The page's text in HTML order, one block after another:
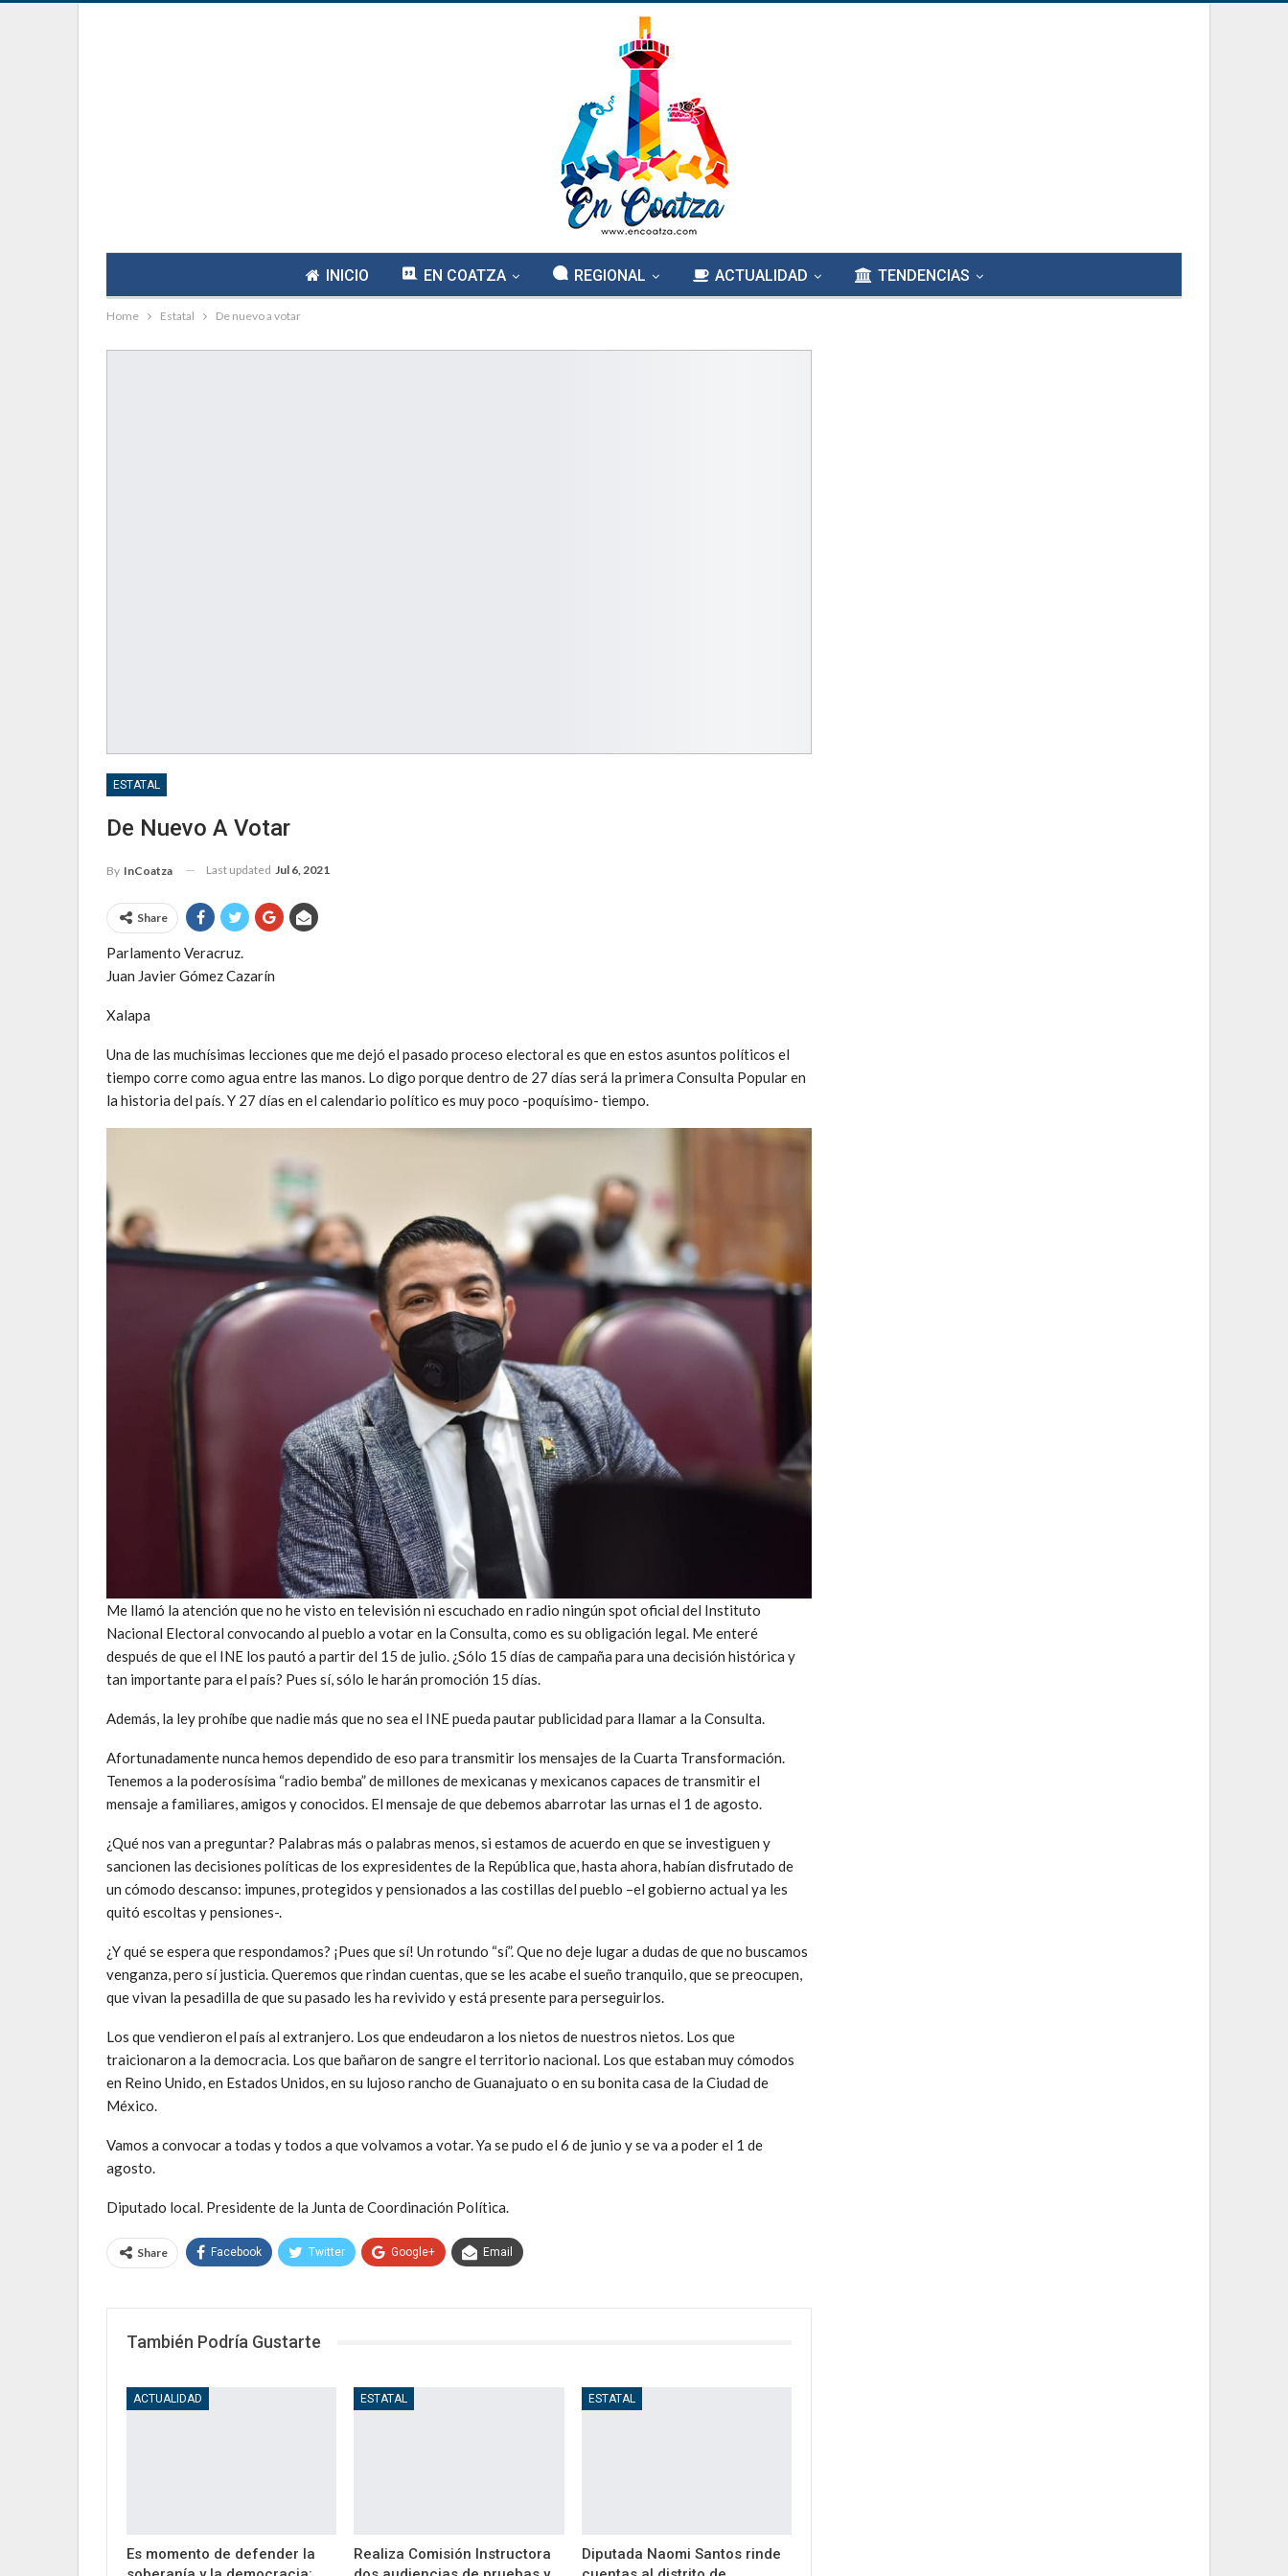
INICIO EN COATZA REGIONAL ACTUALIDAD TENDENCIAS
Home Estatal De nuevo a votar
ESTATAL
De Nuevo A Votar
By InCoatza Last updated Jul 6, 2021
Share
Parlamento Veracruz.
Juan Javier Gómez Cazarín
Xalapa
Una de las muchísimas lecciones que me dejó el pasado proceso electoral es que en estos asuntos políticos el
tiempo corre como agua entre las manos. Lo digo porque dentro de 27 días será la primera Consulta Popular en
la historia del país. Y 27 días en el calendario político es muy poco -poquísimo- tiempo.
Me llamó la atención que no he visto en televisión ni escuchado en radio ningún spot oficial del Instituto
Nacional Electoral convocando al pueblo a votar en la Consulta, como es su obligación legal. Me enteré
después de que el INE los pautó a partir del 15 de julio. ¿Sólo 15 días de campaña para una decisión histórica y
tan importante para el país? Pues sí, sólo le harán promoción 15 días.
Además, la ley prohíbe que nadie más que no sea el INE pueda pautar publicidad para llamar a la Consulta.
Afortunadamente nunca hemos dependido de eso para transmitir los mensajes de la Cuarta Transformación.
Tenemos a la poderosísima “radio bemba” de millones de mexicanas y mexicanos capaces de transmitir el
mensaje a familiares, amigos y conocidos. El mensaje de que debemos abarrotar las urnas el 1 de agosto.
¿Qué nos van a preguntar? Palabras más o palabras menos, si estamos de acuerdo en que se investiguen y
sancionen las decisiones políticas de los expresidentes de la República que, hasta ahora, habían disfrutado de
un cómodo descanso: impunes, protegidos y pensionados a las costillas del pueblo –el gobierno actual ya les
quitó escoltas y pensiones-.
¿Y qué se espera que respondamos? ¡Pues que sí! Un rotundo “sí”. Que no deje lugar a dudas de que no buscamos
venganza, pero sí justicia. Queremos que rindan cuentas, que se les acabe el sueño tranquilo, que se preocupen,
que vivan la pesadilla de que su pasado les ha revivido y está presente para perseguirlos.
Los que vendieron el país al extranjero. Los que endeudaron a los nietos de nuestros nietos. Los que
traicionaron a la democracia. Los que bañaron de sangre el territorio nacional. Los que estaban muy cómodos
en Reino Unido, en Estados Unidos, en su lujoso rancho de Guanajuato o en su bonita casa de la Ciudad de
México.
Vamos a convocar a todas y todos a que volvamos a votar. Ya se pudo el 6 de junio y se va a poder el 1 de
agosto.
Diputado local. Presidente de la Junta de Coordinación Política.
Share Facebook Twitter Google+ Email
También Podría Gustarte
ACTUALIDAD
Es momento de defender la
ESTATAL
Realiza Comisión Instructora
ESTATAL
Diputada Naomi Santos rinde